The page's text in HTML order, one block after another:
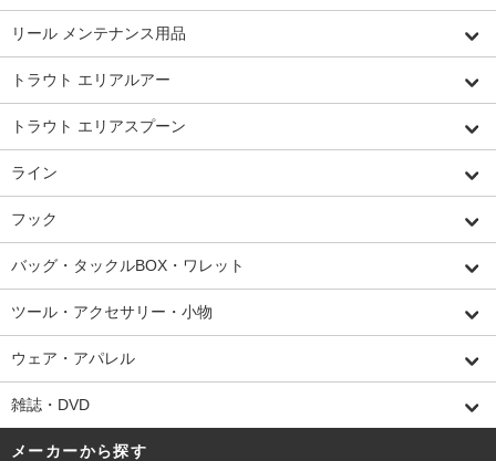
リール メンテナンス用品
トラウト エリアルアー
トラウト エリアスプーン
ライン
フック
バッグ・タックルBOX・ワレット
ツール・アクセサリー・小物
ウェア・アパレル
雑誌・DVD
メーカーから探す